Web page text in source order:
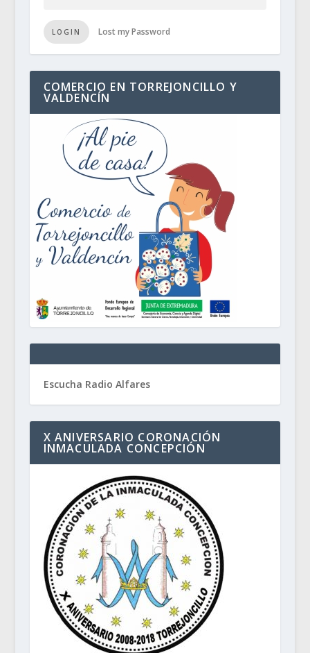
LOGIN Lost my Password
COMERCIO EN TORREJONCILLO Y
VALDENCÍN
Escucha Radio Alfares
X ANIVERSARIO CORONACIÓN
INMACULADA CONCEPCIÓN